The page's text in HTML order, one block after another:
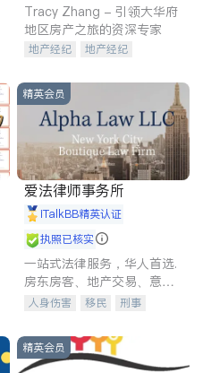
Tracy Zhang - 引领大华府
地区房产之旅的资深专家
地产经纪
地产经纪
商铺租售
精英会员
爱法律师事务所
iTalkBB精英认证
执照已核实
一站式法律服务，华人首选.
房东房客、地产交易、意外
伤害、车祸重伤、商业诉
建筑合同、刑事案件全包办
人身伤害 移民
刑事
信托/遗嘱
商业
索赔
律师-其它 保释
精英会员